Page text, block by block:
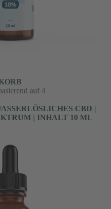
auf 4
CBD |
| INHALT 10 ML